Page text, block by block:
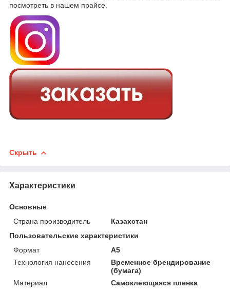
посмотреть в нашем прайсе.
Скрыть
Характеристики
Основные
Страна производитель
Казахстан
Пользовательские характеристики
Формат
А5
Технология нанесения
Временное брендирование
(бумага)
Материал
Самоклеющаяся пленка